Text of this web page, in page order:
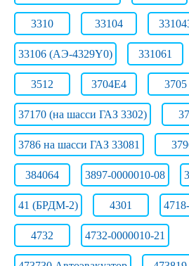
3310 33104
33106 (АЭ-4329Y0) 331061
3512 3704Е4 3705
37170 (на шасси ГАЗ 3302)
3786 на шасси ГАЗ 33081
384064 3897-0000010-08
41 (БРДМ-2) 4301
4732 4732-0000010-21